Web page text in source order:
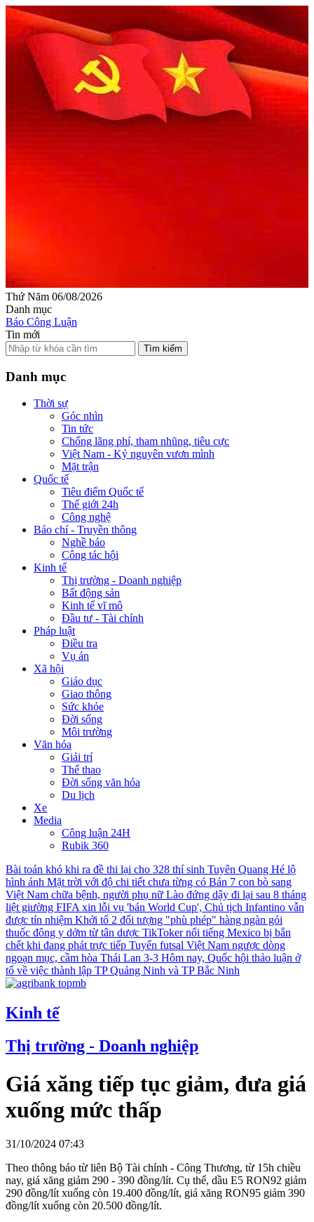
Thứ Năm 06/08/2026
Danh mục
Báo Công Luận
Tin mới
Tìm kiếm
Danh mục
Thời sự
Góc nhìn
Tin tức
Chống lãng phí, tham nhũng, tiêu cực
Việt Nam - Kỷ nguyên vươn mình
Mặt trận
Quốc tế
Tiêu điểm Quốc tế
Thế giới 24h
Công nghệ
Báo chí - Truyền thông
Nghề báo
Công tác hội
Kinh tế
Thị trường - Doanh nghiệp
Bất động sản
Kinh tế vĩ mô
Đầu tư - Tài chính
Pháp luật
Điều tra
Vụ án
Xã hội
Giáo dục
Giao thông
Sức khỏe
Đời sống
Môi trường
Văn hóa
Giải trí
Thể thao
Đời sống văn hóa
Du lịch
Xe
Media
Công luận 24H
Rubik 360
Bài toán khó khi ra đề thi lại cho 328 thí sinh Tuyên Quang Hé lộ
hình ảnh Mặt trời với độ chi tiết chưa từng có Bán 7 con bò sang
Việt Nam chữa bệnh, người phụ nữ Lào đứng dậy đi lại sau 8 tháng
liệt giường FIFA xin lỗi vụ 'bán World Cup', Chủ tịch Infantino vẫn
được tín nhiệm Khởi tố 2 đối tượng "phù phép" hàng ngàn gói
thuốc đông y dởm từ tân dược TikToker nổi tiếng Mexico bị bắn
chết khi đang phát trực tiếp Tuyển futsal Việt Nam ngược dòng
ngoạn mục, cầm hòa Thái Lan 3-3 Hôm nay, Quốc hội thảo luận ở
tổ về việc thành lập TP Quảng Ninh và TP Bắc Ninh
Kinh tế
Thị trường - Doanh nghiệp
Giá xăng tiếp tục giảm, đưa giá
xuống mức thấp
31/10/2024 07:43
Theo thông báo từ liên Bộ Tài chính - Công Thương, từ 15h chiều
nay, giá xăng giảm 290 - 390 đồng/lít. Cụ thể, dầu E5 RON92 giảm
290 đồng/lít xuống còn 19.400 đồng/lít, giá xăng RON95 giảm 390
đồng/lít xuống còn 20.500 đồng/lít.